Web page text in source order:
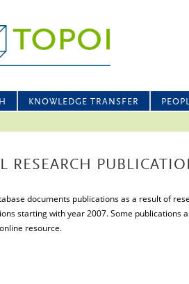
KNOWLEDGE TRANSFER
RESEARCH
documents publications as a result of
starting with year 2007. Some publications
resource.